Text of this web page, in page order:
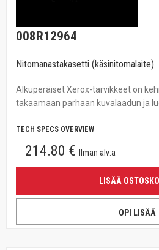
008R12964
Nitomanastakasetti (käsinitomalaite)
Alkuperäiset Xerox-tarvikkeet on
takaamaan parhaan kuvalaadun ja
TECH SPECS OVERVIEW
214.80 € Ilman alv:a
LISÄÄ
OPI LISÄÄ